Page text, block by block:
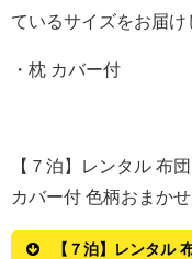
ているサイズをお届け
・枕 カバー付
【７泊】レンタル 布
カバー付 色柄おまかせ
【７泊】レンタル